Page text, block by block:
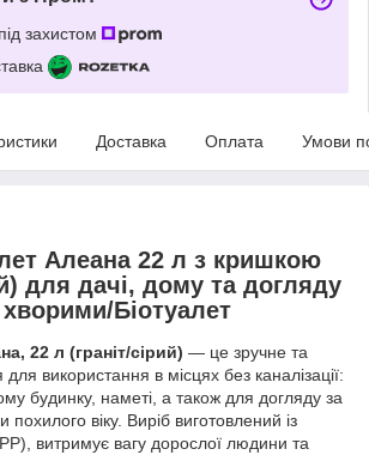
захистом
Доставка Оплата Умови
Алеана 22 л з кришкою
для дачі, дому та догляду
хворими/Біотуалет
22 л (граніт/сірий) — це зручне та
використання в місцях без каналізації:
будинку, наметі, а також для догляду за
віку. Виріб виготовлений із
витримує вагу дорослої людини та